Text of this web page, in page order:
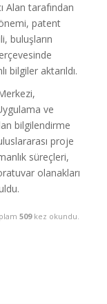
Alan tarafından
patent
buluşların
bilgiler aktarıldı.
ve
bilgilendirme
proje
süreçleri,
olanakları
509kez okundu.